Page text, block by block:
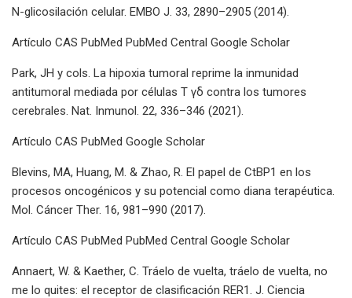
N-glicosilación celular. EMBO J. 33, 2890–2905 (2014).
Artículo CAS PubMed PubMed Central Google Scholar
Park, JH y cols. La hipoxia tumoral reprime la inmunidad
antitumoral mediada por células T γδ contra los tumores
cerebrales. Nat. Inmunol. 22, 336–346 (2021).
Artículo CAS PubMed Google Scholar
Blevins, MA, Huang, M. & Zhao, R. El papel de CtBP1 en los
procesos oncogénicos y su potencial como diana terapéutica.
Mol. Cáncer Ther. 16, 981–990 (2017).
Artículo CAS PubMed PubMed Central Google Scholar
Annaert, W. & Kaether, C. Tráelo de vuelta, tráelo de vuelta, no
me lo quites: el receptor de clasificación RER1. J. Ciencia